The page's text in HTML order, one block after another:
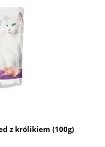
z królikiem (100g)